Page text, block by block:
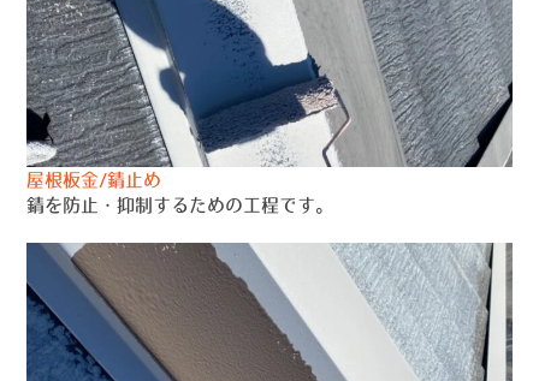
屋根板金/錆止め
錆を防止・抑制するための工程です。